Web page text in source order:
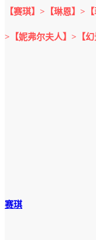
【赛琪】>【琳恩】>
>【妮弗尔夫人】>【幻
赛琪